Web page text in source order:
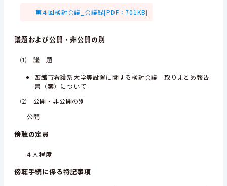
第４回検討会議_会議録[PDF：701KB]
議題および公開・非公開の別
⑴ 議 題
函館市看護系大学等設置に関する検討会議 取りまとめ報告
書（案）について
⑵ 公開・非公開の別
公開
傍聴の定員
４人程度
傍聴手続に係る特記事項